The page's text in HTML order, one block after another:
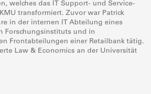
welches das IT Support- und Service-
transformiert. Zuvor war Patrick
in der internen IT Abteilung eines
Forschungsinstituts und in
Frontabteilungen einer Retailbank tätig.
Law & Economics an der Universität